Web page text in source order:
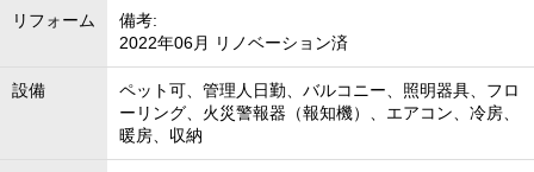
リフォーム
備考:
2022年06月 リノベーション済
設備
ペット可、管理人日勤、バルコニー、照明器具、フロ
ーリング、火災警報器（報知機）、エアコン、冷房、
暖房、収納